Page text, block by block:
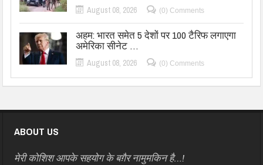
August 08, 2026 (0) Comments
अहम: भारत समेत 5 देशों पर 100 टैरिफ लगाएगा
अमेरिका सीनेट …
August 08, 2026 (0) Comments
ABOUT US
मेरी कोशिश आपके सहयोग के बग़ैर नामुमकिन है…!